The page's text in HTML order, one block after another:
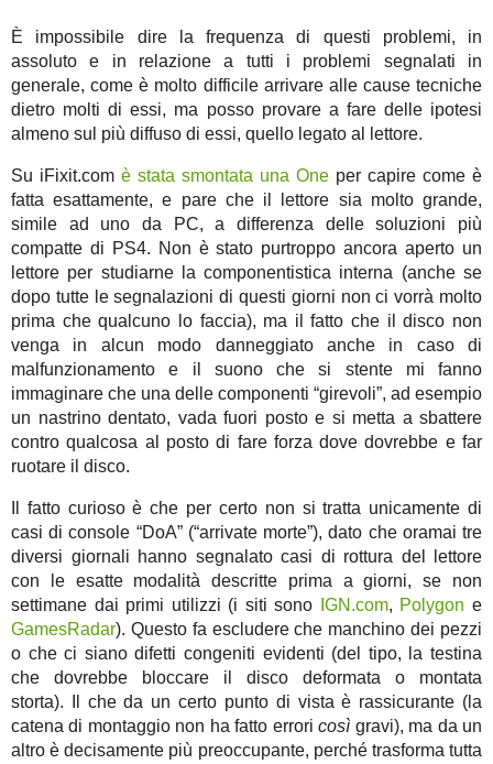
È impossibile dire la frequenza di questi problemi, in
assoluto e in relazione a tutti i problemi segnalati in
generale, come è molto difficile arrivare alle cause tecniche
dietro molti di essi, ma posso provare a fare delle ipotesi
almeno sul più diffuso di essi, quello legato al lettore.
Su iFixit.com è stata smontata una One per capire come è
fatta esattamente, e pare che il lettore sia molto grande,
simile ad uno da PC, a differenza delle soluzioni più
compatte di PS4. Non è stato purtroppo ancora aperto un
lettore per studiarne la componentistica interna (anche se
dopo tutte le segnalazioni di questi giorni non ci vorrà molto
prima che qualcuno lo faccia), ma il fatto che il disco non
venga in alcun modo danneggiato anche in caso di
malfunzionamento e il suono che si stente mi fanno
immaginare che una delle componenti “girevoli”, ad esempio
un nastrino dentato, vada fuori posto e si metta a sbattere
contro qualcosa al posto di fare forza dove dovrebbe e far
ruotare il disco.
Il fatto curioso è che per certo non si tratta unicamente di
casi di console “DoA” (“arrivate morte”), dato che oramai tre
diversi giornali hanno segnalato casi di rottura del lettore
con le esatte modalità descritte prima a giorni, se non
settimane dai primi utilizzi (i siti sono
IGN.com, Polygon e
GamesRadar). Questo fa escludere che manchino dei pezzi
o che ci siano difetti congeniti evidenti (del tipo, la testina
che dovrebbe bloccare il disco deformata o montata
storta). Il che da un certo punto di vista è rassicurante (la
catena di montaggio non ha fatto erroricosì gravi), ma da un
altro è decisamente più preoccupante, perché trasforma tutta